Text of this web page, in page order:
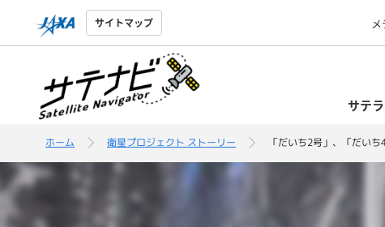
サイトマップ
サテ
ホーム 衛星プロジェクト ストーリー 「だいち2号」、「だい